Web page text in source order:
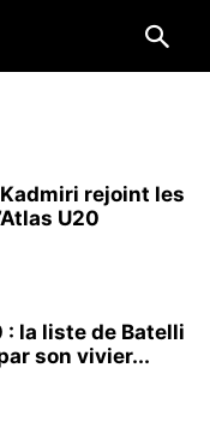
Kadmiri rejoint les
U20
: la liste de Batelli
son vivier...